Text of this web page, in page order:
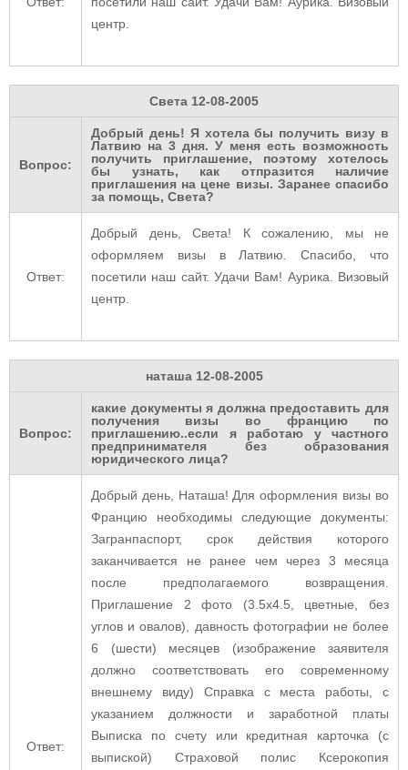
центр.
Света 12-08-2005
Вопрос:
Добрый день! Я хотела бы получить визу в
Латвию на 3 дня. У меня есть возможность
получить приглашение, поэтому хотелось
бы узнать, как отпразится наличие
приглашения на цене визы. Заранее спасибо
за помощь, Света?
Ответ:
Добрый день, Света! К сожалению, мы не
оформляем визы в Латвию. Спасибо, что
посетили наш сайт. Удачи Вам! Аурика. Визовый
центр.
наташа 12-08-2005
Вопрос:
какие документы я должна предоставить для
получения визы во францию по
приглашению..если я работаю у частного
предпринимателя без образования
юридического лица?
Ответ:
Добрый день, Наташа! Для оформления визы во
Францию необходимы следующие документы:
Загранпаспорт, срок действия которого
заканчивается не ранее чем через 3 месяца
после предполагаемого возвращения.
Приглашение 2 фото (3.5х4.5, цветные, без
углов и овалов), давность фотографии не более
6 (шести) месяцев (изображение заявителя
должно соответствовать его современному
внешнему виду) Справка с места работы, с
указанием должности и заработной платы
Выписка по счету или кредитная карточка (с
выпиской) Страховой полис Ксерокопия